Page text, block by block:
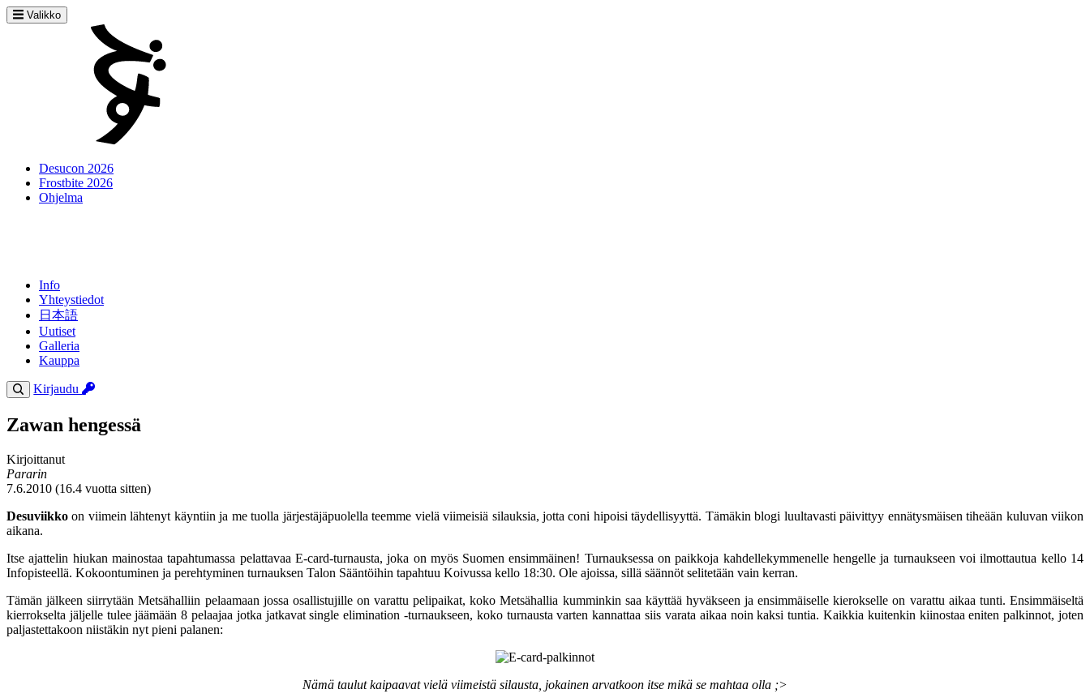
Valikko
Desucon 2026
Frostbite 2026
Ohjelma
Info
Yhteystiedot
日本語
Uutiset
Galleria
Kauppa
Kirjaudu
Zawan hengessä
Kirjoittanut
Pararin
7.6.2010 (16.4 vuotta sitten)
Desuviikko on viimein lähtenyt käyntiin ja me tuolla järjestäjäpuolella teemme vielä viimeisiä silauksia, jotta coni hipoisi täydellisyyttä. Tämäkin blogi luultavasti päivittyy ennätysmäisen tiheään kuluvan viikon
aikana.
Itse ajattelin hiukan mainostaa tapahtumassa pelattavaa E-card-turnausta, joka on myös Suomen ensimmäinen! Turnauksessa on paikkoja kahdellekymmenelle hengelle ja turnaukseen voi ilmottautua kello 14
Infopisteellä. Kokoontuminen ja perehtyminen turnauksen Talon Sääntöihin tapahtuu Koivussa kello 18:30. Ole ajoissa, sillä säännöt selitetään vain kerran.
Tämän jälkeen siirrytään Metsähalliin pelaamaan jossa osallistujille on varattu pelipaikat, koko Metsähallia kumminkin saa käyttää hyväkseen ja ensimmäiselle kierokselle on varattu aikaa tunti. Ensimmäiseltä
kierrokselta jäljelle tulee jäämään 8 pelaajaa jotka jatkavat single elimination -turnaukseen, koko turnausta varten kannattaa siis varata aikaa noin kaksi tuntia. Kaikkia kuitenkin kiinostaa eniten palkinnot, joten
paljastettakoon niistäkin nyt pieni palanen:
Nämä taulut kaipaavat vielä viimeistä silausta, jokainen arvatkoon itse mikä se mahtaa olla ;>